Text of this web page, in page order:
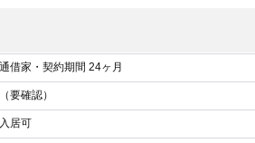
借家・契約期間 24ヶ月
要確認）
居可